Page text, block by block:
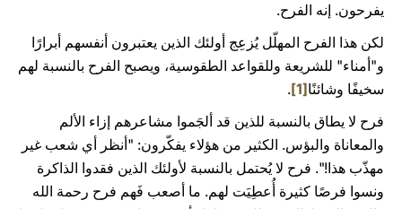
يفرحون. إنه الفرح.
لكن هذا الفرح المهلّل يُزعِج أولئك الذين يعتبرون أنفسهم أبرارًا
و"أمناء" للشريعة وللقواعد الطقوسية، ويصبح الفرح بالنسبة لهم
سخيفًا وشائنًا[1]
.
فرح لا يطاق بالنسبة للذين قد ألجَموا مشاعرهم إزاء الألم
والمعاناة والبؤس. الكثير من هؤلاء يفكّرون: "أنظر أي شعب غير
مهذّب هذا!". فرح لا يُحتمل بالنسبة لأولئك الذين فقدوا الذاكرة
ونسوا فرصًا كثيرة أُعطِيَت لهم. ما أصعب فَهم فرح رحمة الله